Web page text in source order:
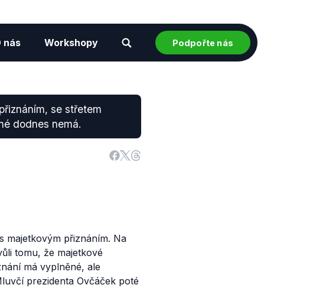
nás Workshopy Podpořte nás
se střetem
dodnes nemá.
majetkovým přiznáním. Na
tomu, že majetkové
má vyplněné, ale
prezidenta Ovčáček poté